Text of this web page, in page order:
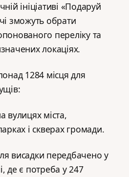
ініціативі «Подаруй
зможуть обрати
переліку та
локаціях.
1284 місця для
вулицях міста,
і скверах громади.
висадки передбачено у
де є потреба у 247